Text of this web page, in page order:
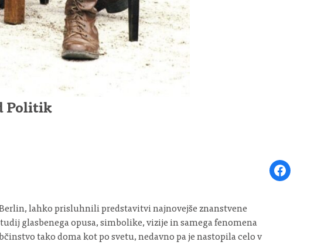
Politik
Share on
Berlin, lahko prisluhnili predstavitvi najnovejše znanstvene
glasbenega opusa, simbolike, vizije in samega fenomena
tako doma kot po svetu, nedavno pa je nastopila celo v